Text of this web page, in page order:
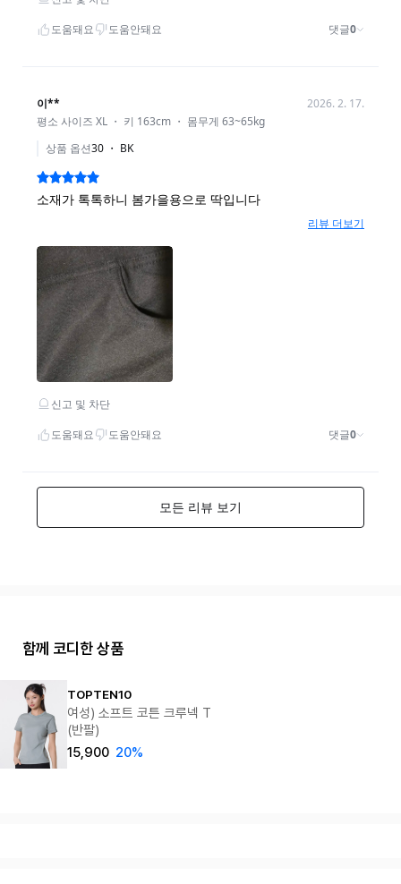
함께 코디한 상품
TOPTEN10
여성) 소프트 코튼 크루넥 T
(반팔)
15,900 20%